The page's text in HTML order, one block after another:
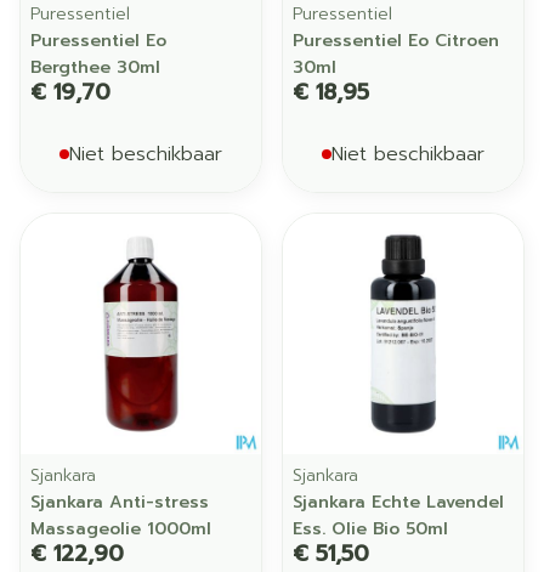
Puressentiel
Puressentiel Eo
Bergthee 30ml
€ 19,70
Niet beschikbaar
Puressentiel
Puressentiel Eo Citroen
30ml
€ 18,95
Niet beschikbaar
Sjankara
Sjankara Anti-stress
Massageolie 1000ml
€ 122,90
Sjankara
Sjankara Echte Lavendel
Ess. Olie Bio 50ml
€ 51,50